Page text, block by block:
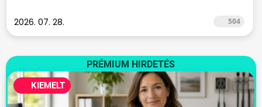
2026. 07. 28. 504
PRÉMIUM HIRDETÉS
KIEMELT